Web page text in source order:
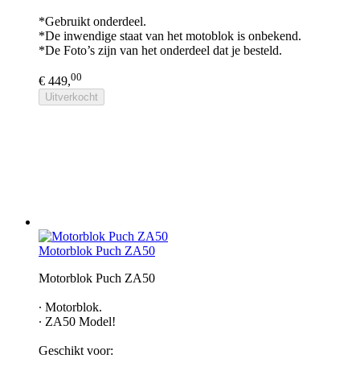
*Gebruikt onderdeel.
*De inwendige staat van het motoblok is onbekend.
*De Foto’s zijn van het onderdeel dat je besteld.
€ 449,00
Uitverkocht
Motorblok Puch ZA50
Motorblok Puch ZA50​
∙ Motorblok.
∙ ZA50 Model!
Geschikt voor: